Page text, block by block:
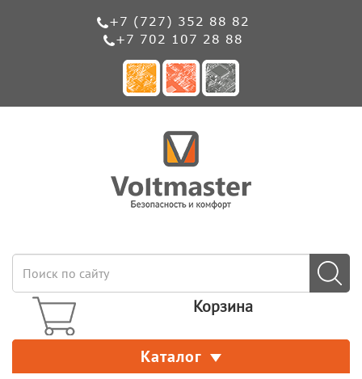
+7 (727) 352 88 82
+7 702 107 28 88
Корзина
Каталог